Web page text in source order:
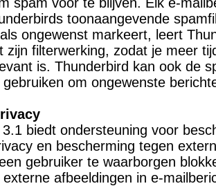
toonaangevende
ongewenst markeert, leert
zijn filterwerking, zodat je meer
is. Thunderbird kan ook de
om ongewenste
biedt ondersteuning voor
en bescherming tegen
gebruiker te waarborgen
afbeeldingen in e-